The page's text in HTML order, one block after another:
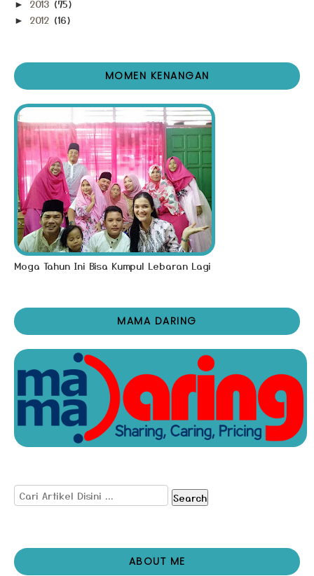
► 2013 (75)
► 2012 (16)
MOMEN KENANGAN
Moga Tahun Ini Bisa Kumpul Lebaran Lagi
MAMA DARING
Search
ABOUT ME